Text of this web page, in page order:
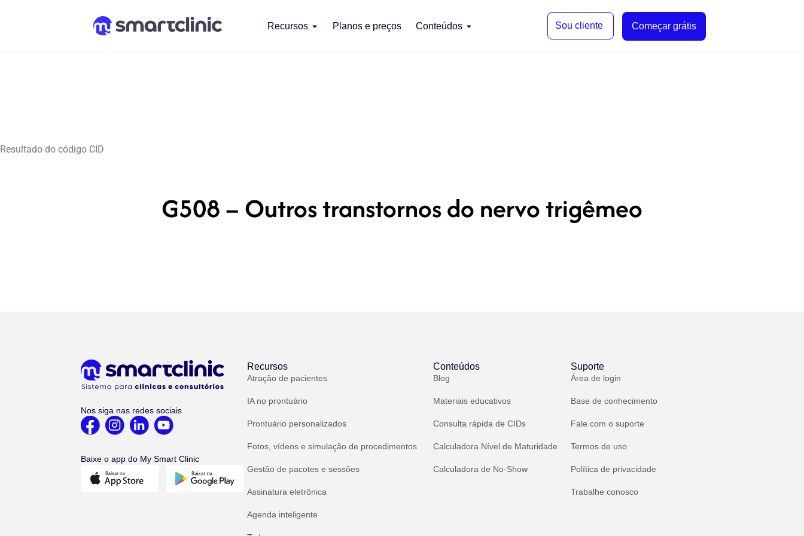
Recursos Planos e preços Conteúdos Sou cliente Começar grátis
Resultado do código CID
G508 – Outros transtornos do nervo trigêmeo
Nos siga nas redes sociais
Baixe o app do My Smart Clinic
Recursos
Atração de pacientes
IA no prontuário
Prontuário personalizados
Fotos, vídeos e simulação de procedimentos
Gestão de pacotes e sessões
Assinatura eletrônica
Agenda inteligente
Conteúdos
Blog
Materiais educativos
Consulta rápida de CIDs
Calculadora Nível de Maturidade
Calculadora de No-Show
Suporte
Área de login
Base de conhecimento
Fale com o suporte
Termos de uso
Política de privacidade
Trabalhe conosco